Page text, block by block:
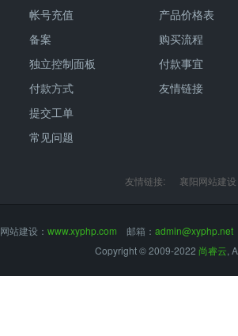
帐号充值
备案
独立控制面板
付款方式
提交工单
常见问题
产品价格表
购买流程
付款事宜
友情链接
友情链接: 襄阳网站建设
网站建设： www.xyphp.com 邮箱： admin@xyphp.net
Copyright © 2009-2022 尚睿云,